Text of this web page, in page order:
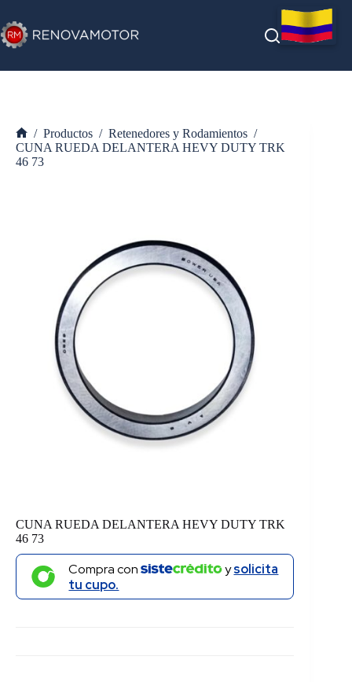
al
contenido
Inicio
/ Productos / Retenedores y Rodamientos /
CUNA RUEDA DELANTERA HEVY DUTY TRK
46 73
CUNA RUEDA DELANTERA HEVY DUTY TRK
46 73
Compra con ysolicita
tu cupo.